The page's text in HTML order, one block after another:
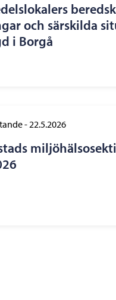
och särskilda
i Borgå
-22.5.2026